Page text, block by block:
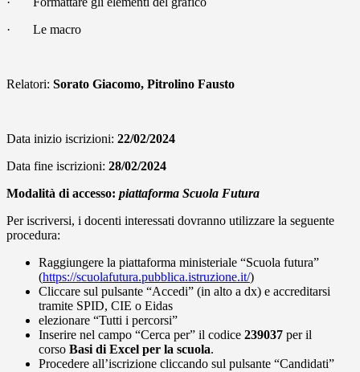
· Le macro
Relatori: Sorato Giacomo, Pitrolino Fausto
Data inizio iscrizioni: 22/02/2024
Data fine iscrizioni: 28/02/2024
Modalità di accesso: piattaforma Scuola Futura
Per iscriversi, i docenti interessati dovranno utilizzare la seguente
procedura:
Raggiungere la piattaforma ministeriale “Scuola futura”
(https://scuolafutura.pubblica.istruzione.it/)
Cliccare sul pulsante “Accedi” (in alto a dx) e accreditarsi
tramite SPID, CIE o Eidas
elezionare “Tutti i percorsi”
Inserire nel campo “Cerca per” il codice 239037 per il
corso Basi di Excel per la scuola.
Procedere all’iscrizione cliccando sul pulsante “Candidati”